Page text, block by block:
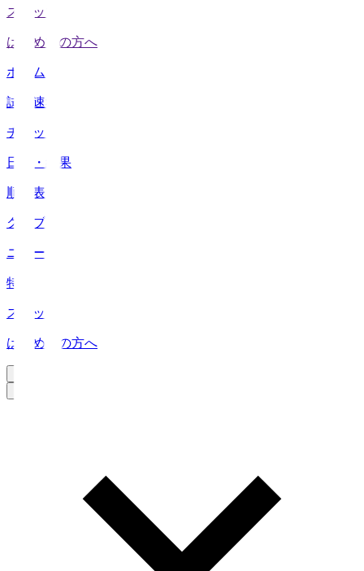
スタッツ
はじめての方へ
ホーム
試合速報
チケット
日程・結果
順位表
クラブ
ニュース
特集
スタッツ
はじめての方へ